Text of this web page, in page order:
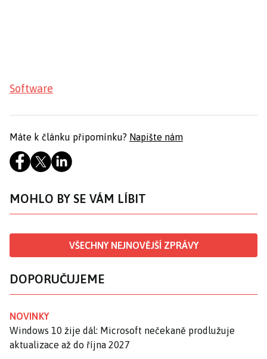
Software
Máte k článku připomínku? Napište nám
MOHLO BY SE VÁM LÍBIT
VŠECHNY NEJNOVĚJŠÍ ZPRÁVY
DOPORUČUJEME
NOVINKY
Windows 10 žije dál: Microsoft nečekaně prodlužuje
aktualizace až do října 2027